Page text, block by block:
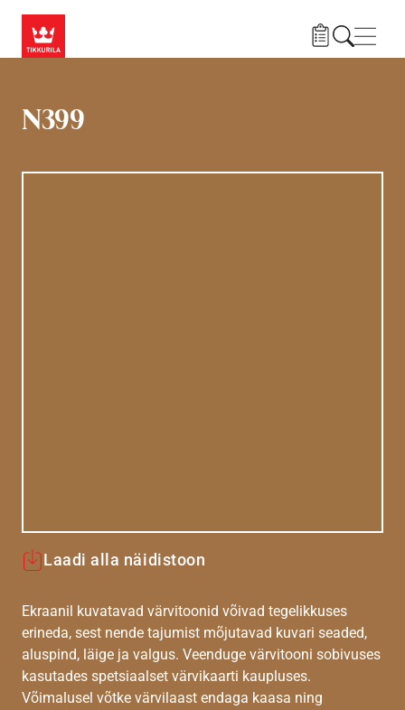
N399
Laadi alla näidistoon
Ekraanil kuvatavad värvitoonid võivad tegelikkuses
erineda, sest nende tajumist mõjutavad kuvari seaded,
aluspind, läige ja valgus. Veenduge värvitooni sobivuses
kasutades spetsiaalset värvikaarti kaupluses.
Võimalusel võtke värvilaast endaga kaasa ning